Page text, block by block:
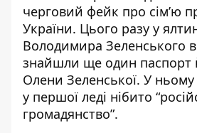
черговий фейк про сім’ю
України. Цього разу у
Володимира Зеленського
знайшли ще один паспорт
Олени Зеленської. У
у першої леді нібито
громадянство”.